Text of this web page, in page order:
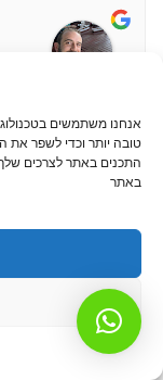
טובה יותר וכדי לשפר את
התכנים באתר לצרכים
באתר
לפלדלת.גיל היה
גיל נחמד ואדיב